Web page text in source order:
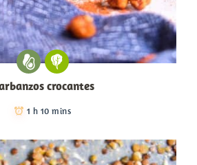
crocantes
1 h 10 mins